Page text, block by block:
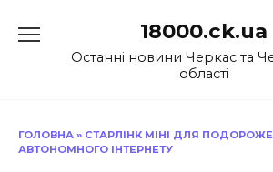
до
18000.ck.ua
Останні новини Черкас та
області
ГОЛОВНА » СТАРЛІНК МІНІ ДЛЯ
АВТОНОМНОГО ІНТЕРНЕТУ